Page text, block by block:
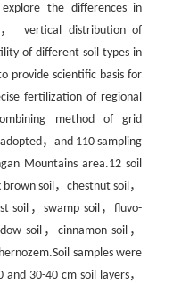
the differences in
， vertical distribution of
of different soil types in
provide scientific basis for
fertilization of regional
method of grid
，and 110 sampling
Mountains area.12 soil
soil，chestnut soil，
soil，swamp soil，fluvo-
soil，cinnamon soil，
samples were
30-40 cm soil layers，